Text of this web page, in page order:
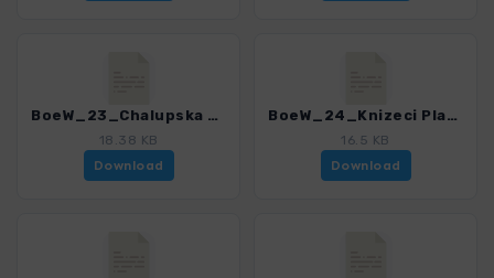
BoeW_23_Chalupska Slat-Alpenblick.gpx
18.38 KB
Download
BoeW_24_Knizeci Plane.gpx
16.5 KB
Download